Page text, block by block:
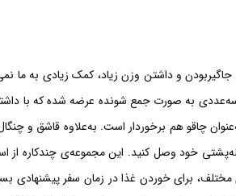
و داشتن وزن زیاد، کمک زیادی به ما
سه‌عددی به صورت جمع شونده عرضه شده که با
چاقو هم برخوردار است. به‌علاوه قاشق و
خود وصل کنید. این مجموعه‌ی چندکاره
با برخورداری از ویژگی‌های مختلف، برای خوردن غذا در زمان سفر